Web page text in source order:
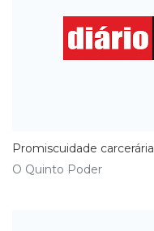
Promiscuidade carcerária
O Quinto Poder